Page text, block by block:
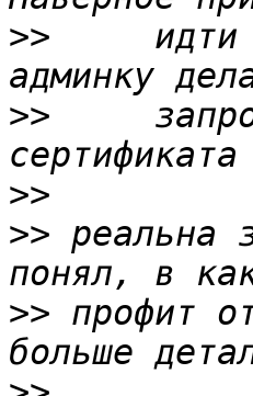
>>
идти
>>
>>
>> реальна
>> профит